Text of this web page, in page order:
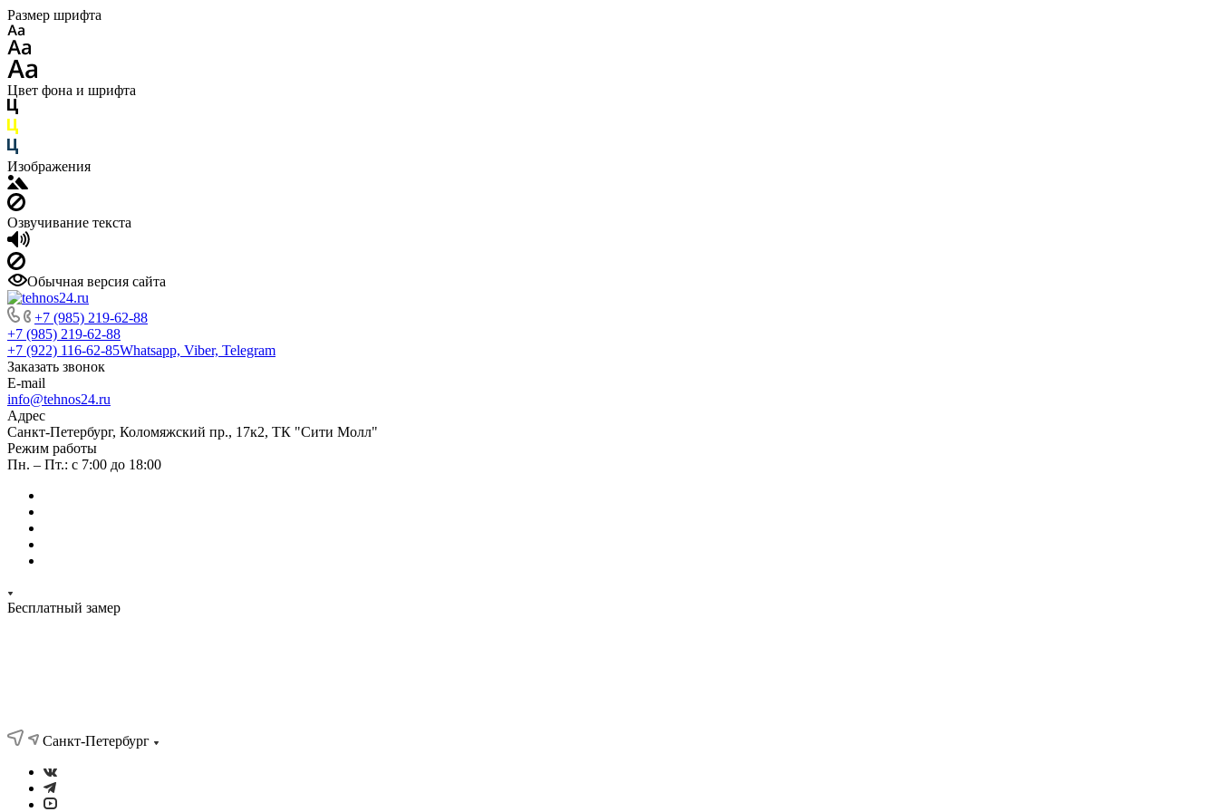
Размер шрифта
Цвет фона и шрифта
Изображения
Озвучивание текста
Обычная версия сайта
+7 (985) 219-62-88
+7 (985) 219-62-88
+7 (922) 116-62-85Whatsapp, Viber, Telegram
Заказать звонок
E-mail
info@tehnos24.ru
Адрес
Санкт-Петербург, Коломяжский пр., 17к2, ТК "Сити Молл"
Режим работы
Пн. – Пт.: с 7:00 до 18:00
Бесплатный замер
Санкт-Петербург